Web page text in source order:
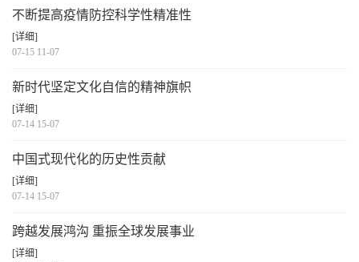
不断提高疫情防控科学性精准性
[详细]
07-15 11-07
新时代坚定文化自信的精神旗帜
[详细]
07-14 15-07
中国式现代化的历史性贡献
[详细]
07-14 15-07
跨越发展鸿沟 重振全球发展事业
[详细]